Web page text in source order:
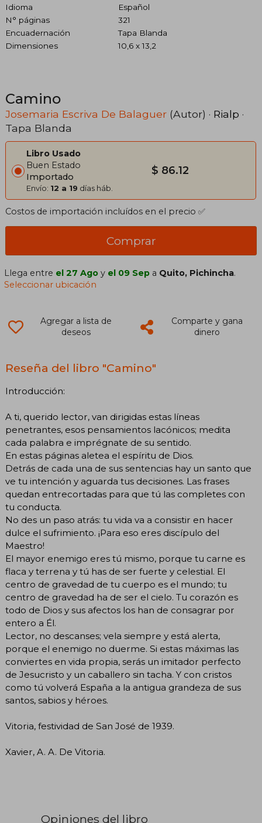
Idioma
Español
N° páginas
321
Encuadernación
Tapa Blanda
Dimensiones
10,6 x 13,2
Camino
Josemaria Escriva De Balaguer (Autor) · Rialp ·
Tapa Blanda
Libro Usado
Buen Estado
Importado
Envío: 12 a 19 días háb.
$ 86.12
Costos de importación incluídos en el precio ✅
Comprar
Llega entre el 27 Ago y el 09 Sep a Quito, Pichincha.
Seleccionar ubicación
Agregar a lista de
deseos
Comparte y gana
dinero
Reseña del libro "Camino"
Introducción:
A ti, querido lector, van dirigidas estas líneas
penetrantes, esos pensamientos lacónicos; medita
cada palabra e imprégnate de su sentido.
En estas páginas aletea el espíritu de Dios.
Detrás de cada una de sus sentencias hay un santo que
ve tu intención y aguarda tus decisiones. Las frases
quedan entrecortadas para que tú las completes con
tu conducta.
No des un paso atrás: tu vida va a consistir en hacer
dulce el sufrimiento. ¡Para eso eres discípulo del
Maestro!
El mayor enemigo eres tú mismo, porque tu carne es
flaca y terrena y tú has de ser fuerte y celestial. El
centro de gravedad de tu cuerpo es el mundo; tu
centro de gravedad ha de ser el cielo. Tu corazón es
todo de Dios y sus afectos los han de consagrar por
entero a Él.
Lector, no descanses; vela siempre y está alerta,
porque el enemigo no duerme. Si estas máximas las
conviertes en vida propia, serás un imitador perfecto
de Jesucristo y un caballero sin tacha. Y con cristos
como tú volverá España a la antigua grandeza de sus
santos, sabios y héroes.
Vitoria, festividad de San José de 1939.
Xavier, A. A. De Vitoria.
Opiniones del libro